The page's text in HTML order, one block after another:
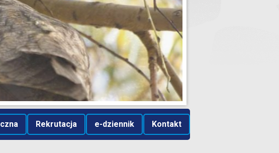
Rekrutacja e-dziennik Kontakt